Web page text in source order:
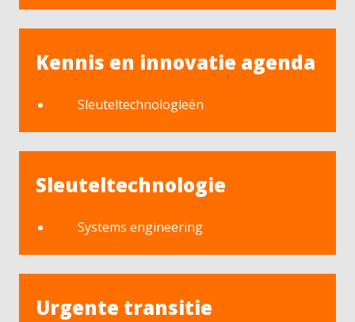
Kennis en innovatie agenda
Sleuteltechnologieën
Sleuteltechnologie
Systems engineering
Urgente transitie